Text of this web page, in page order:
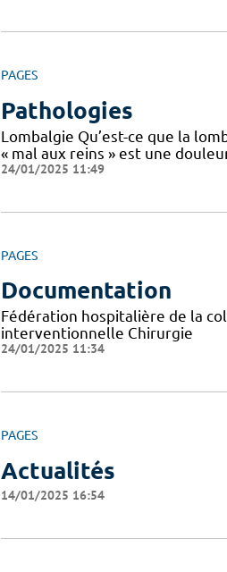
PAGES
Pathologies
Lombalgie Qu’est-ce que la
« mal aux reins » est une
24/01/2025 11:49
PAGES
Documentation
Fédération hospitalière de la
interventionnelle Chirurgie
24/01/2025 11:34
PAGES
Actualités
14/01/2025 16:54